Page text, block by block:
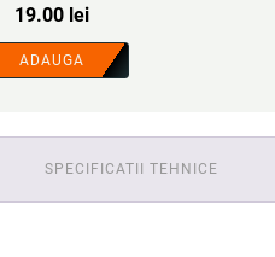
Prețul
inițial
a
19.00 leiPrețul
curent
este:
ADAUGA
SPECIFICATII TEHNICE